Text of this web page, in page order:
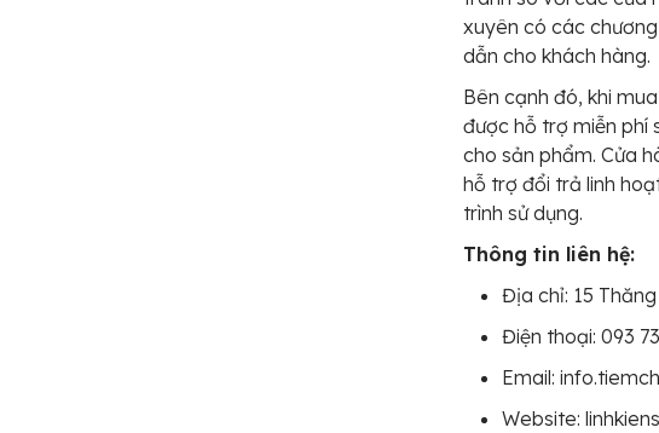
xuyên có các
dẫn cho khách hàng.
Bên cạnh đó, khi
được hỗ trợ miễn phí
cho sản phẩm. Cửa
hỗ trợ đổi trả linh
trình sử dụng.
Thông tin liên hệ:
Địa chỉ: 15 Thăng
Điện thoại: 093
Email:
Website: